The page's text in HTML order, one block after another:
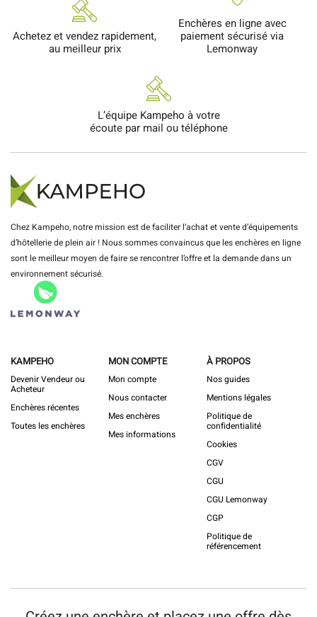
Achetez et vendez rapidement,
au meilleur prix
Enchères en ligne avec
paiement sécurisé via
Lemonway
L’équipe Kampeho à votre
écoute par mail ou téléphone
Chez Kampeho, notre mission est de faciliter l’achat et vente d’équipements
d’hôtellerie de plein air ! Nous sommes convaincus que les enchères en ligne
sont le meilleur moyen de faire se rencontrer l’offre et la demande dans un
environnement sécurisé.
KAMPEHO
Devenir Vendeur ou
Acheteur
Enchères récentes
Toutes les enchères
MON COMPTE
Mon compte
Nous contacter
Mes enchères
Mes informations
À PROPOS
Nos guides
Mentions légales
Politique de
confidentialité
Cookies
CGV
CGU
CGU Lemonway
CGP
Politique de
référencement